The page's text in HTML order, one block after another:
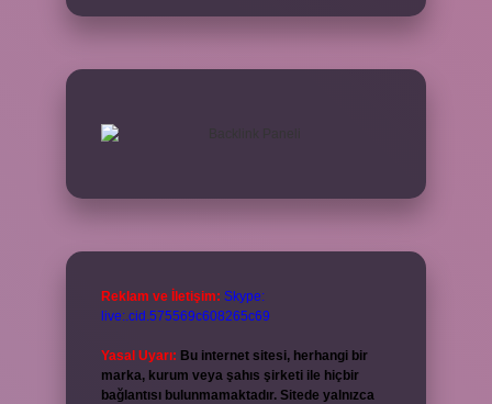
Reklam ve İletişim: Skype:
live:.cid.575569c608265c69
Yasal Uyarı: Bu internet sitesi, herhangi bir
marka, kurum veya şahıs şirketi ile hiçbir
bağlantısı bulunmamaktadır. Sitede yalnızca